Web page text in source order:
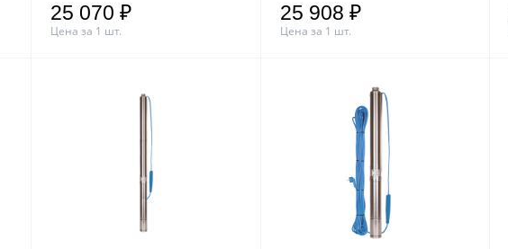
25 070 ₽
Цена за 1 шт.
25 908 ₽
Цена за 1 шт.